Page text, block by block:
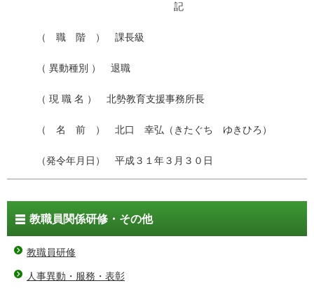
記
（ 職 階 ） 課長級
（ 異動種別 ） 退職
（ 現 職 名 ） 北勢教育支援事務所長
（ 名 前 ） 北口 幸弘（きたぐち ゆきひろ）
（発令年月日） 平成３１年３月３０日
教職員関係研修・その他
教職員研修
人事異動・服務・表彰